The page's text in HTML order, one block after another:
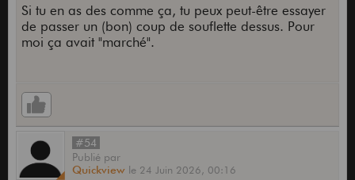
Si tu en as des comme ça, tu peux peut-être essayer
de passer un (bon) coup de souflette dessus. Pour
moi ça avait "marché".
#54
Publié par
Quickview le 24 Juin 2026, 00:16